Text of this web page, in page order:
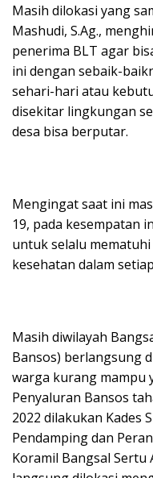
Masih dilokasi yang
Mashudi, S.Ag.,
penerima BLT agar
ini dengan sebaik-
sehari-hari atau
disekitar lingkungan
desa bisa berputar.
Mengingat saat ini
19, pada kesempatan
untuk selalu
kesehatan dalam
Masih diwilayah
Bansos) berlangsung
warga kurang mampu
Penyaluran Bansos
2022 dilakukan Kades
Pendamping dan
Koramil Bangsal